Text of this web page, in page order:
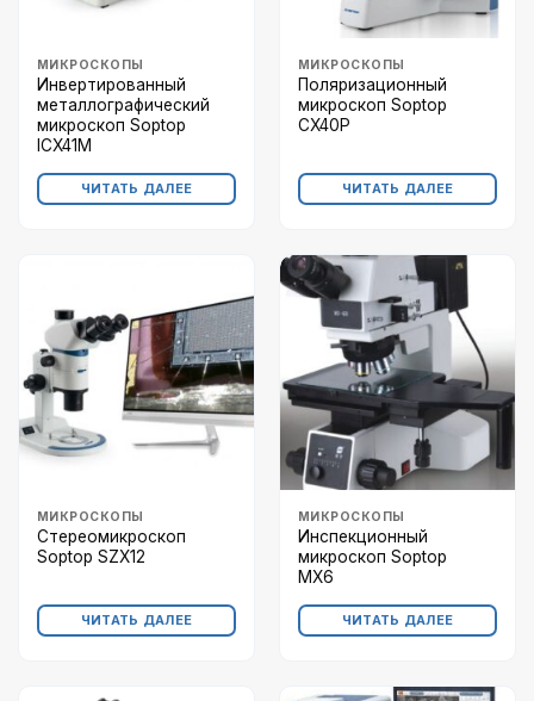
МИКРОСКОПЫ
Инвертированный
металлографический
микроскоп Soptop
ICX41M
ЧИТАТЬ ДАЛЕЕ
МИКРОСКОПЫ
Поляризационный
микроскоп Soptop
CX40P
ЧИТАТЬ ДАЛЕЕ
МИКРОСКОПЫ
Стереомикроскоп
Soptop SZX12
ЧИТАТЬ ДАЛЕЕ
МИКРОСКОПЫ
Инспекционный
микроскоп Soptop
MX6
ЧИТАТЬ ДАЛЕЕ